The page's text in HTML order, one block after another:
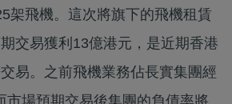
架飛機。這次將旗下的飛機租賃
交易獲利13億港元，是近期香港
易。之前飛機業務佔長實集團經